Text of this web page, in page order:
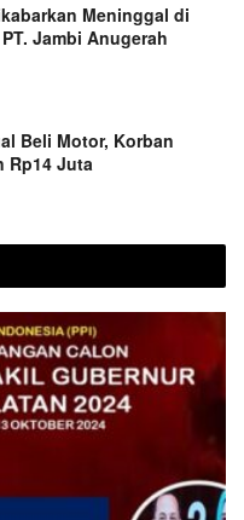
Meninggal di
Jambi Anugerah
Beli Motor, Korban
Rp14 Juta